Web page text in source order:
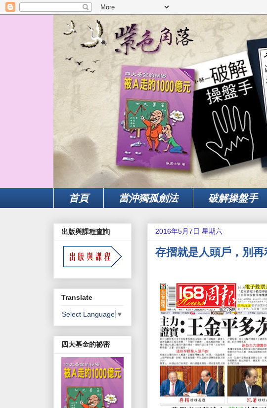
首頁 當沖獨孤劍法 破解操盤手
2016年5月7日 星期六
存摺就是人頭戶，別
出版與課程查詢
Translate
Select Language ▼
四大基金的祕密